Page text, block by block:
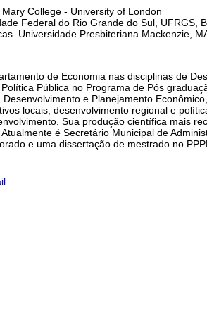
College - University of London
Federal do Rio Grande do Sul, UFRGS,
Universidade Presbiteriana Mackenzie,
de Economia nas disciplinas de
Pública no Programa de Pós
e Planejamento
locais, desenvolvimento regional e
Sua produção científica mais
é Secretário Municipal de
e uma dissertação de mestrado no